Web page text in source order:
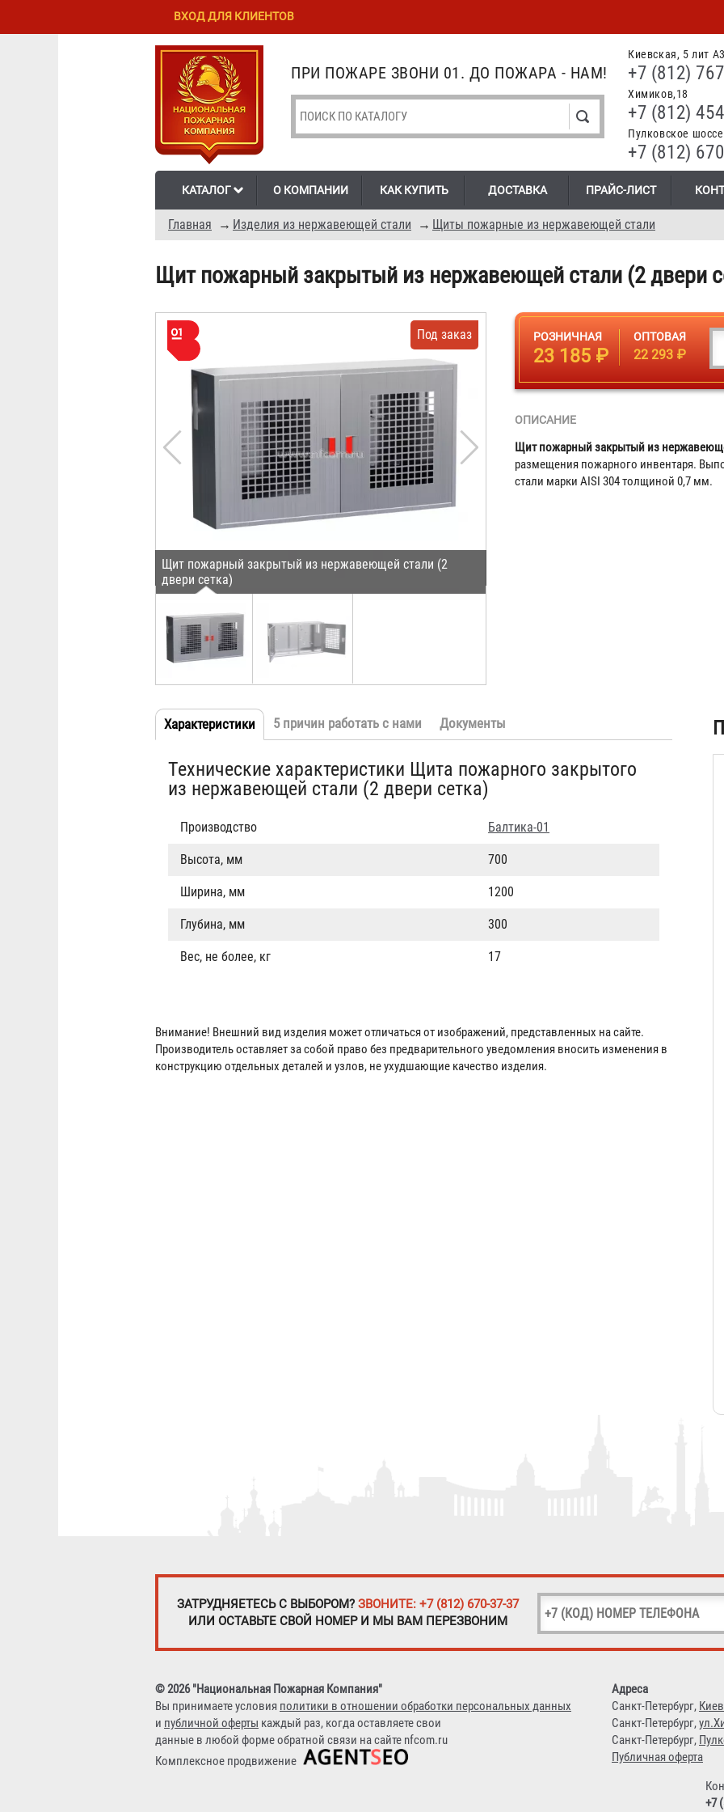
Перейти к
содержанию
Skip to
Киевская, 5 лит А3
+7 (812)
Химиков,18
+7 (812)
Пулковское
+7 (812)
ПРИ ПОЖАРЕ ЗВОНИ 01. ДО ПОЖАРА - НАМ!
КАТАЛОГ О КОМПАНИИ КАК КУПИТЬ ДОСТАВКА ПРАЙС-ЛИСТ
Главная → Изделия из нержавеющей стали → Щиты пожарные из нержавеющей стали
ВХОД ДЛЯ КЛИЕНТОВ
Щит пожарный закрытый из нержавеющей стали (2 двери
Щит пожарный закрытый из нержавеющей стали (2
двери сетка)
Под заказ РОЗНИЧНАЯ
23 185 ₽
ОПТОВАЯ
22 293 ₽
ОПИСАНИЕ
Щит пожарный закрытый из
размещения пожарного инвентаря.
стали марки AISI 304 толщиной 0,7 мм.
Табы
Характеристики (активная
5 причин работать с нами Документы
Технические характеристики Щита пожарного закрытого
из нержавеющей стали (2 двери сетка)
Производство Балтика-01
Высота, мм 700
Ширина, мм 1200
Глубина, мм 300
Вес, не более, кг 17
Внимание! Внешний вид изделия может отличаться от изображений, представленных на сайте.
Производитель оставляет за собой право без предварительного уведомления вносить изменения в
конструкцию отдельных деталей и узлов, не ухудшающие качество изделия.
ЗАТРУДНЯЕТЕСЬ С ВЫБОРОМ? ЗВОНИТЕ: +7 (812) 670-37-37
ИЛИ ОСТАВЬТЕ СВОЙ НОМЕР И МЫ ВАМ ПЕРЕЗВОНИМ
© 2026 "Национальная Пожарная Компания"
Вы принимаете условия политики в отношении обработки персональных данных
и публичной оферты каждый раз, когда оставляете свои
данные в любой форме обратной связи на сайте nfcom.ru
Комплексное продвижение
Адреса
Санкт-Петербург,
Санкт-Петербург,
Санкт-Петербург,
Публичная оферта
+7